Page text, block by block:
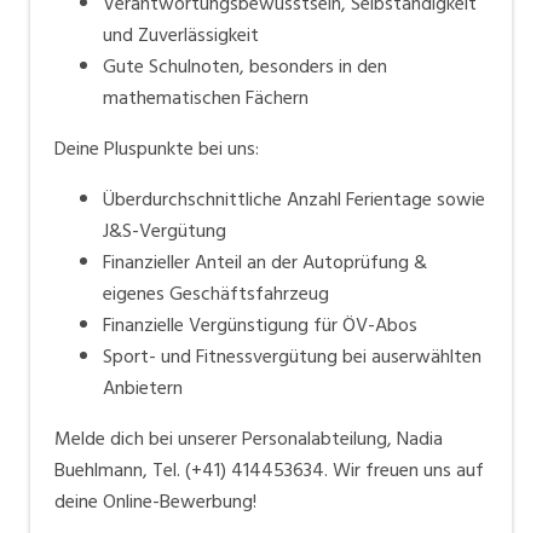
und Zuverlässigkeit
Gute Schulnoten, besonders in den
mathematischen Fächern
Deine Pluspunkte bei uns:
Überdurchschnittliche Anzahl Ferientage sowie
J&S-Vergütung
Finanzieller Anteil an der Autoprüfung &
eigenes Geschäftsfahrzeug
Finanzielle Vergünstigung für ÖV-Abos
Sport- und Fitnessvergütung bei auserwählten
Anbietern
Melde dich bei unserer Personalabteilung, Nadia
Buehlmann, Tel. (+41) 414453634. Wir freuen uns auf
deine Online-Bewerbung!